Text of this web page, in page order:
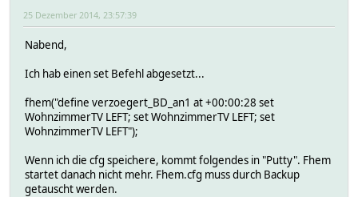
25 Dezember 2014, 23:57:39
Nabend,
Ich hab einen set Befehl abgesetzt...
fhem("define verzoegert_BD_an1 at +00:00:28 set
WohnzimmerTV LEFT; set WohnzimmerTV LEFT; set
WohnzimmerTV LEFT");
Wenn ich die cfg speichere, kommt folgendes in "Putty". Fhem
startet danach nicht mehr. Fhem.cfg muss durch Backup
getauscht werden.